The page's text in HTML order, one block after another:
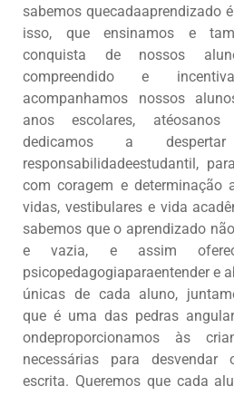
sabemos quecadaaprendizado
isso, que ensinamos e
conquista de nossos
compreendido e
acompanhamos nossos
anos escolares,
dedicamos a
responsabilidadeestudantil,
com coragem e determinação
vidas, vestibulares e vida
sabemos que o aprendizado
e vazia, e assim
psicopedagogiaparaentender e
únicas de cada aluno,
que é uma das pedras
ondeproporcionamos às
necessárias para
escrita. Queremos que cada